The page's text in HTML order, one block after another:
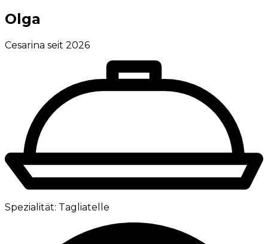
Olga
Cesarina seit 2026
Spezialität: Tagliatelle